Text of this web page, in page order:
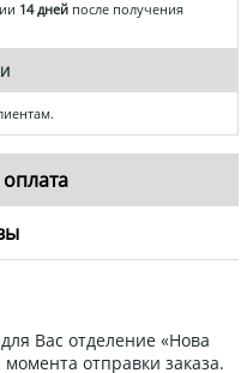
14 дней после получения
Вас отделение «Нова
отправки заказа.